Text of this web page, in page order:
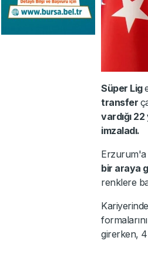
Süper Lig
transfer
vardığı
imzaladı.
Erzurum'a
bir araya
renklere
girerken, 4